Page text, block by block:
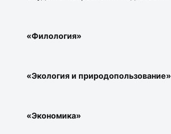
«Филология»
«Экология и природопользование»
«Экономика»